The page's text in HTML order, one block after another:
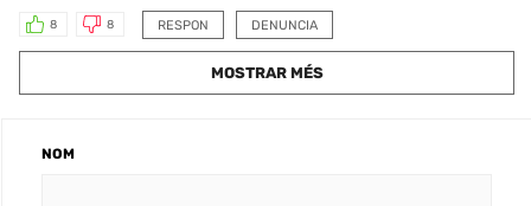
RESPON
8 8 DENUNCIA
MOSTRAR MÉS
NOM